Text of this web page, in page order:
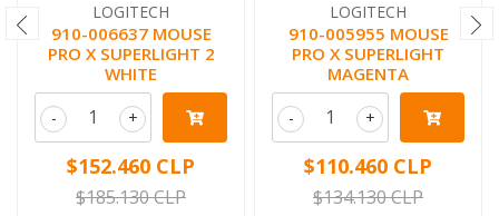
LOGITECH
910-006637 MOUSE
PRO X SUPERLIGHT 2
WHITE
+
-
$152.460 CLP
$185.130 CLP
LOGITECH
910-005955 MOUSE
PRO X SUPERLIGHT
MAGENTA
+
-
$110.460 CLP
$134.130 CLP